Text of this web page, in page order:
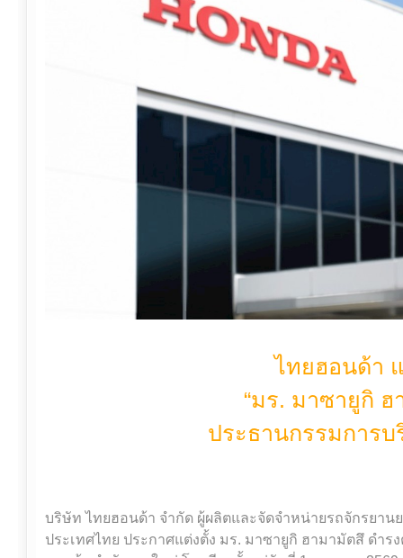
ไทยฮอนด้า
“มร. มาซายูกิ ฮ
ประธานกรรมการ
บริษัท ไทยฮอนด้า จำกัด ผู้ผลิตและจัดจำหน่ายรถจักรยา
ประเทศไทย ประกาศแต่งตั้ง มร. มาซายูกิ ฮามามัตสึ ดำ